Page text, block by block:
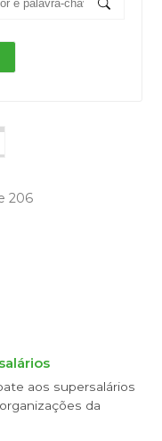
206
aos supersalários
da